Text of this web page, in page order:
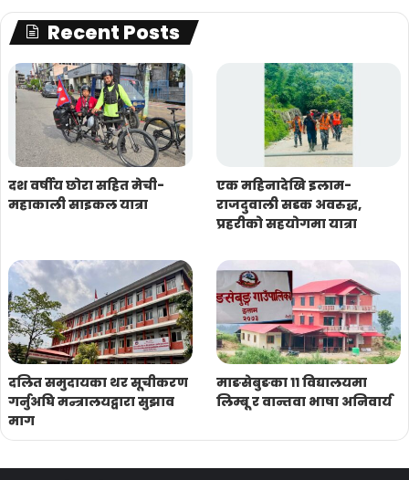
Recent Posts
दश वर्षीय छोरा सहित मेची-
महाकाली साइकल यात्रा
एक महिनादेखि इलाम-
राजदुवाली सडक अवरुद्ध,
प्रहरीको सहयोगमा यात्रा
दलित समुदायका थर सूचीकरण
गर्नुअघि मन्त्रालयद्वारा सुझाव
माग
माङसेबुङका ११ विद्यालयमा
लिम्बू र वान्तवा भाषा अनिवार्य